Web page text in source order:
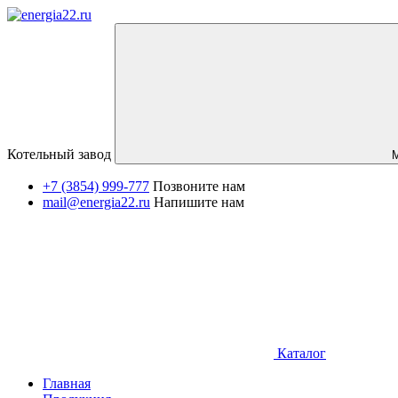
Котельный завод
+7 (3854) 999-777 Позвоните нам
mail@energia22.ru Напишите нам
Каталог
Главная